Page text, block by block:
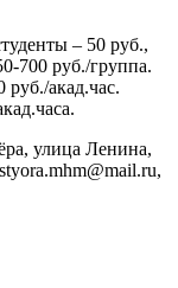
– 50 руб.,
700 руб./группа.
акад.час.
улица Ленина,